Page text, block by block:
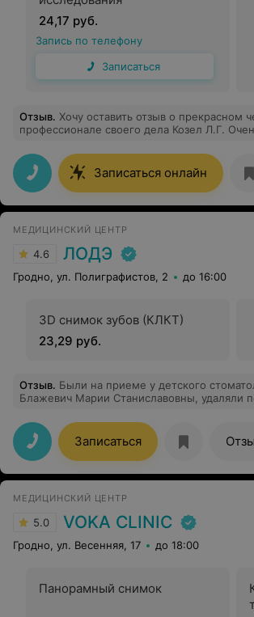
24,17 руб.
Запись по телефону
Записаться
Отзыв. Хочу оставить отзыв о прекрасном
профессионале своего дела Козел Л.Г.
и заботой. Я очень счастлива, что попала в
такому чудесным специалисту. Всем
Записаться онлайн
МЕДИЦИНСКИЙ ЦЕНТР
4.6 ЛОДЭ
Гродно, ул. Полиграфистов, 2 до 16:00
3D снимок зубов (КЛКТ)
23,29 руб.
Отзыв. Были на приеме у детского
Блажевич Марии Станиславовны, удаляли
это ничего не сказать) Мария Станиславовна
настоящая зубная фея. И ее помощница,
Окружили ребенка теплотой, заботой,
ободряющими словами, что само удаление
быстро и безболезненно, а главное у
такого непростого опыта. И я уверена, что в
следующий раз ребенок без проблем и слез
согласится идти на прием к стоматологу,
это будет удаление). В общем спасибо за
отношение к маленьким пациентам и
Записаться
МЕДИЦИНСКИЙ ЦЕНТР
5.0 VOKA CLINIC
Гродно, ул. Весенняя, 17 до 18:00
Панорамный снимок